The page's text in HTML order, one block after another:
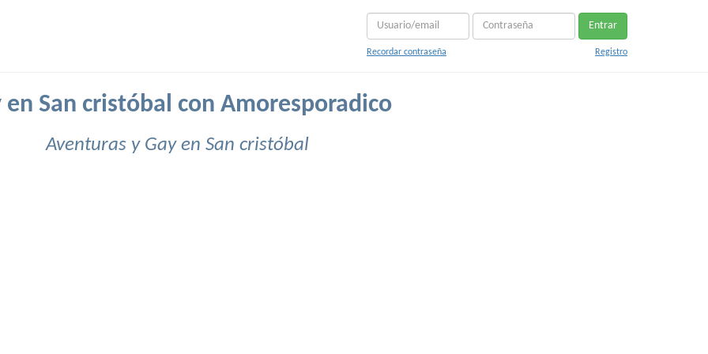
Entrar
Recordar contraseña Registro
en San cristóbal con Amoresporadico
Aventuras y Gay en San cristóbal